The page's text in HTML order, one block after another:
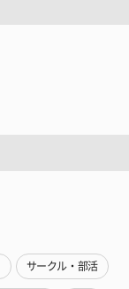
サークル・部活